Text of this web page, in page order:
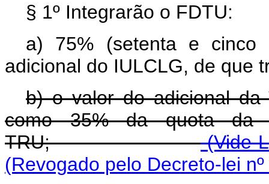
§ 1º Integrarão o FDTU:
a) 75% (setenta e
adicional do IULCLG, de que
b) o valor do adicional da
como 35% da quota da
TRU;(Vide
(Revogado pelo Decreto-lei